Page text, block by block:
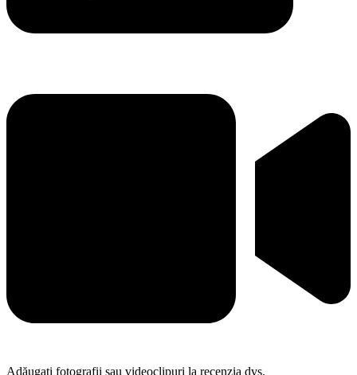
Adăugați fotografii sau videoclipuri la recenzia dvs.